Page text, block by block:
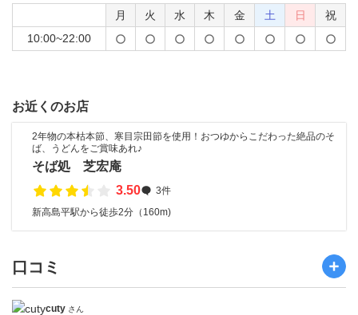
月 火 水 木 金 土 日
祝
10:00~22:00
お近くのお店
2年物の本枯本節、寒目宗田節を使用！おつゆからこだわった絶品のそ
ば、うどんをご賞味あれ♪
そば処 芝宏庵
3.50
3件
新高島平駅から徒歩2分（160m)
口コミ
cuty さん